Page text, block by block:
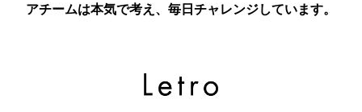
アチームは本気で考え、毎日チャレンジしています。